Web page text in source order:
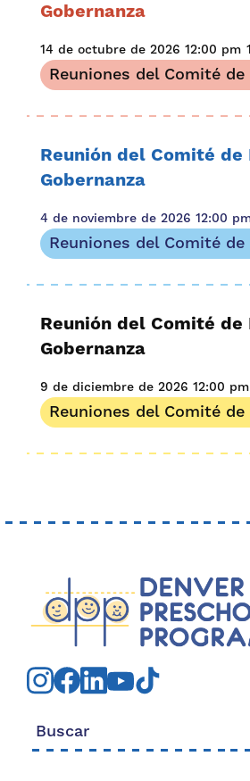
Gobernanza
14 de octubre de 2026 12:00 pm
Reuniones del Comité
Reunión del Comité de
Gobernanza
4 de noviembre de 2026 12:00
Reuniones del Comité
Reunión del Comité de
Gobernanza
9 de diciembre de 2026 12:00 pm
Reuniones del Comité
Buscar: